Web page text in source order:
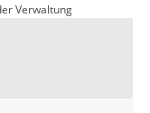
Verwaltung